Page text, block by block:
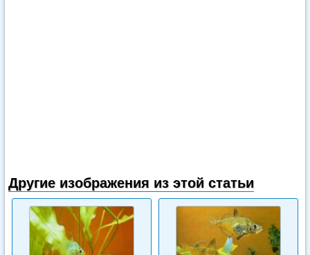
Другие изображения из этой статьи